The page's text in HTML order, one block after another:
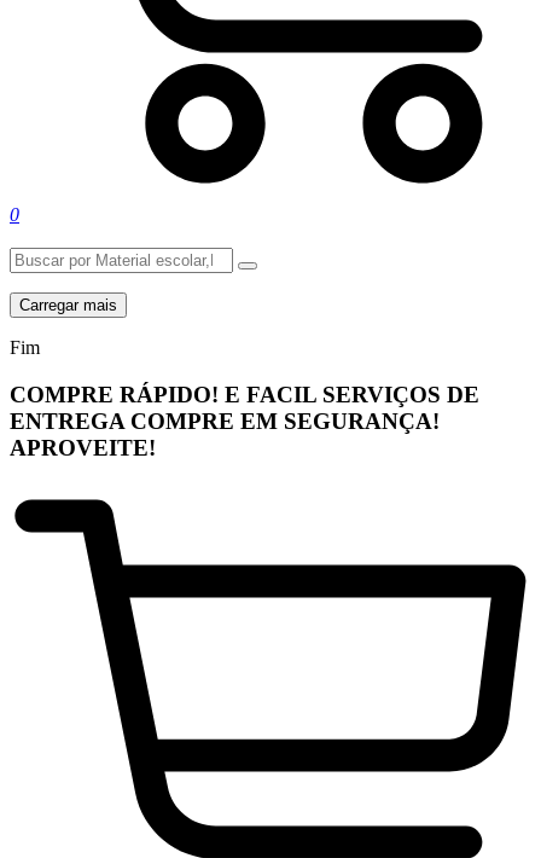
0
Carregar mais
Fim
COMPRE RÁPIDO! E FACIL SERVIÇOS DE
ENTREGA COMPRE EM SEGURANÇA!
APROVEITE!